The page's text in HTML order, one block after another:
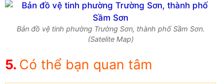
Bản đồ vệ tinh phường Trường Sơn, thành phố Sầm Sơn.
(Satelite Map)
Có thể bạn quan tâm